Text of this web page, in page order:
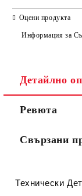
Съгласен
Ние ще се
Оцени продукта
Информация за
Детайлно
Ревюта
Свързани
Технически